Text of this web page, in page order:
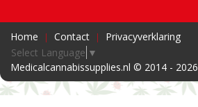
Home Contact
Privacyverklaring
Select Language ▼
Medicalcannabissupplies.nl © 2014 - 2026